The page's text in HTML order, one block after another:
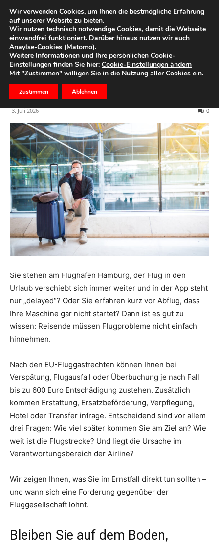
Start Ihr Geld
Flug verspätet oder
gestrichen? Diese Rechte
haben Sie jetzt
3. Juli 2026 0
Sie stehen am Flughafen Hamburg, der Flug in den
Urlaub verschiebt sich immer weiter und in der App steht
nur „delayed“? Oder Sie erfahren kurz vor Abflug, dass
Ihre Maschine gar nicht startet? Dann ist es gut zu
wissen: Reisende müssen Flugprobleme nicht einfach
hinnehmen.
Nach den EU-Fluggastrechten können Ihnen bei
Verspätung, Flugausfall oder Überbuchung je nach Fall
bis zu 600 Euro Entschädigung zustehen. Zusätzlich
kommen Erstattung, Ersatzbeförderung, Verpflegung,
Hotel oder Transfer infrage. Entscheidend sind vor allem
drei Fragen: Wie viel später kommen Sie am Ziel an? Wie
weit ist die Flugstrecke? Und liegt die Ursache im
Verantwortungsbereich der Airline?
Wir zeigen Ihnen, was Sie im Ernstfall direkt tun sollten –
und wann sich eine Forderung gegenüber der
Fluggesellschaft lohnt.
Bleiben Sie auf dem Boden,
Wir verwenden Cookies, um Ihnen die bestmögliche Erfahrung
auf unserer Website zu bieten.
Wir nutzen technisch notwendige Cookies, damit die Webseite
einwandfrei funktioniert. Darüber hinaus nutzen wir auch
Anaylse-Cookies (Matomo).
Weitere Informationen und Ihre persönlichen Cookie-
Einstellungen finden Sie hier: Cookie-Einstellungen ändern
Mit "Zustimmen" willigen Sie in die Nutzung aller Cookies ein.
Zustimmen Ablehnen